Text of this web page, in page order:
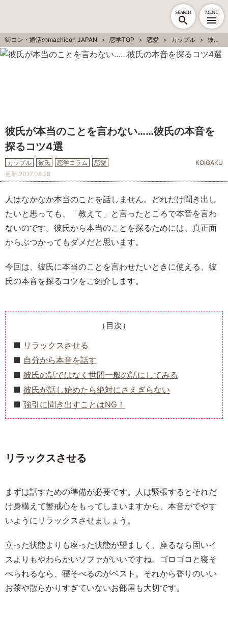
SEARCH MENU
街コン・婚活のmachicon JAPAN 恋学TOP 恋愛 カップル 彼氏
彼氏が本当のことを言わない……彼氏の本音を
探るコツ4選
カップル 彼氏 恋学コラム 恋愛
KOIGAKU
更新:2017.08.28
人はなかなか本当のことを話しません。どれだけ聞き出し
たいと思っても、「教えて」と言ったところで本音を言わ
ないのです。彼氏から本当のことを探るためには、真正面
からぶつかってもダメだと思います。
今回は、彼氏に本当のことを言わせたいときに使える、彼
氏の本音を探るコツをご紹介します。
（目次）
リラックスさせる
自分から本音を話す
彼氏の話ではなく世間一般の話にしてみる
彼氏が話し始めたら絶対にさえぎらない
強引に聞き出すことはNG！
リラックスさせる
まずは話すための準備が必要です。人は緊張するとそれだ
け身構えて警戒心をもってしまいますから、本音がでやす
いようにリラックスさせましょう。
立った状態よりも座った状態が望ましく、座るなら固いイ
スよりもやわらかいソファがいいですね。ゴロゴロと寝そ
べられるなら、寝そべるのがベスト。それから香りのいい
お茶や散らかりすぎていないお部屋も大切です。